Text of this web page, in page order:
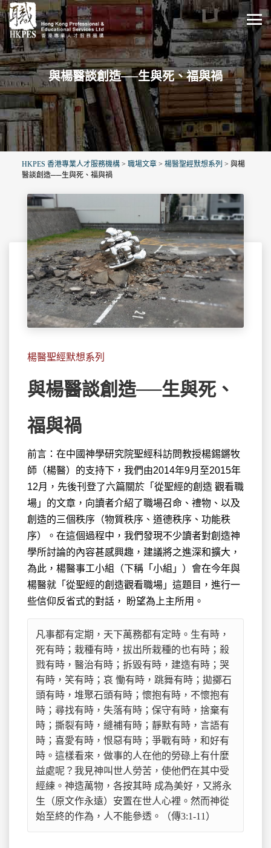
與楊醫談創造──生與死、福與禍
HKPES 香港專業人才服務機構 > 職場文章 > 楊醫聖經默想系列 > 與楊
醫談創造──生與死、福與禍
楊醫聖經默想系列
與楊醫談創造──生與死、
福與禍
前言：在中國神學研究院聖經科訪問教授楊錫鏘牧
師（楊醫）的支持下，我們由2014年9月至2015年
12月，先後刊登了六篇關於「從聖經的創造 觀看職
場」的文章，向讀者介紹了職場召命、禮物、以及
創造的三個秩序（物質秩序、道德秩序、功能秩
序）。在這個過程中，我們發現不少讀者對創造神
學所討論的內容甚感興趣，建議將之進深和擴大，
為此，楊醫事工小組（下稱「小組」）會在今年與
楊醫就「從聖經的創造觀看職場」這題目，進行一
些信仰反省式的對話， 盼望為上主所用。
凡事都有定期，天下萬務都有定時。生有時，
死有時；栽種有時，拔出所栽種的也有時；殺
戮有時，醫治有時；拆毀有時，建造有時；哭
有時，笑有時；哀 慟有時，跳舞有時；拋擲石
頭有時，堆聚石頭有時；懷抱有時，不懷抱有
時；尋找有時，失落有時；保守有時，捨棄有
時；撕裂有時，縫補有時；靜默有時，言語有
時；喜愛有時，恨惡有時；爭戰有時，和好有
時。這樣看來，做事的人在他的勞碌上有什麼
益處呢？我見神叫世人勞苦，使他們在其中受
經練。神造萬物，各按其時 成為美好，又將永
生（原文作永遠）安置在世人心裡。然而神從
始至終的作為，人不能參透。（傳3:1-11）